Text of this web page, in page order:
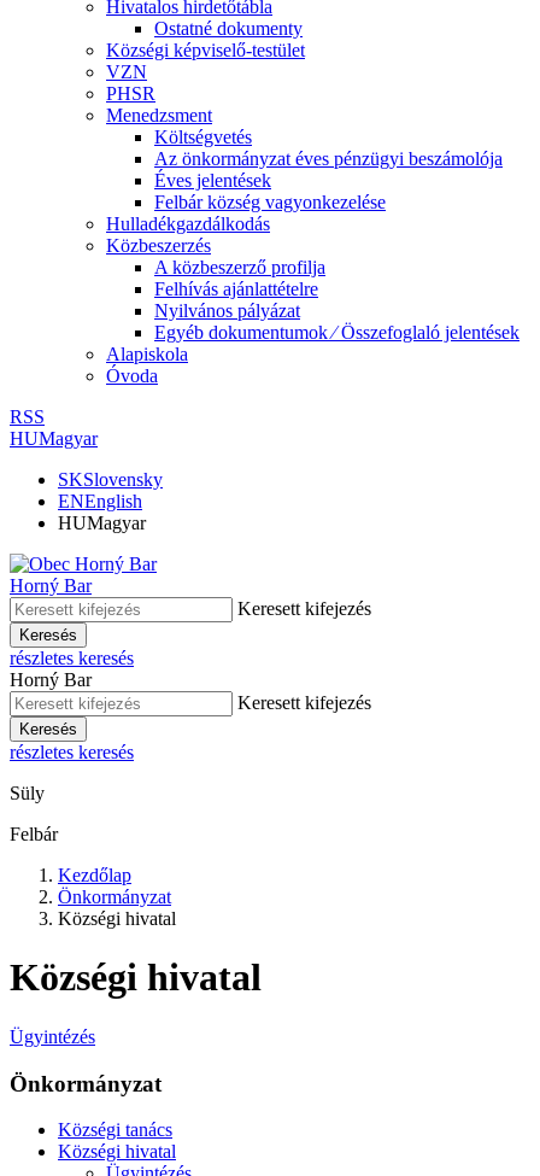
Hivatalos hirdetőtábla
Ostatné dokumenty
Községi képviselő-testület
VZN
PHSR
Menedzsment
Költségvetés
Az önkormányzat éves pénzügyi beszámolója
Éves jelentések
Felbár község vagyonkezelése
Hulladékgazdálkodás
Közbeszerzés
A közbeszerző profilja
Felhívás ajánlattételre
Nyilvános pályázat
Egyéb dokumentumok ⁄ Összefoglaló jelentések
Alapiskola
Óvoda
RSS
HUMagyar
SKSlovensky
ENEnglish
HUMagyar
Horný Bar
Keresett kifejezés
Keresés
részletes keresés
Horný Bar
Keresett kifejezés
Keresés
részletes keresés
Süly
Felbár
Kezdőlap
Önkormányzat
Községi hivatal
Községi hivatal
Ügyintézés
Önkormányzat
Községi tanács
Községi hivatal